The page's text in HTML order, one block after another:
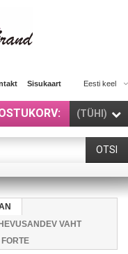
Eesti keel
Sisukaart
(TÜHI)
OTSI
VAHT